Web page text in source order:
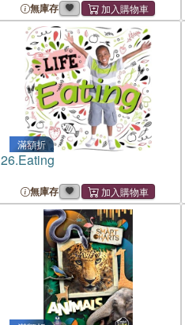
無庫存
滿額折
26.Eating
無庫存